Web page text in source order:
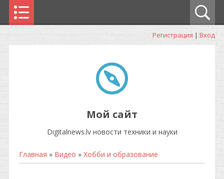
Регистрация | Вход
Мой сайт
Digitalnews.lv новости техники и науки
Главная » Видео » Хобби и образование